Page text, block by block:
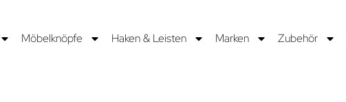
Möbelknöpfe Haken & Leisten Marken Zubehör